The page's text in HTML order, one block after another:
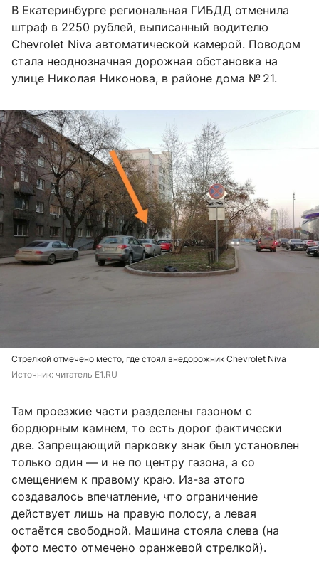
В Екатеринбурге региональная ГИБДД отменила
штраф в 2250 рублей, выписанный водителю
Chevrolet Niva автоматической камерой. Поводом
стала неоднозначная дорожная обстановка на
улице Николая Никонова, в районе дома № 21.
Стрелкой отмечено место, где стоял внедорожник Chevrolet Niva
Источник: читатель E1.RU
Там проезжие части разделены газоном с
бордюрным камнем, то есть дорог фактически
две. Запрещающий парковку знак был установлен
только один — и не по центру газона, а со
смещением к правому краю. Из-за этого
создавалось впечатление, что ограничение
действует лишь на правую полосу, а левая
остаётся свободной. Машина стояла слева (на
фото место отмечено оранжевой стрелкой).